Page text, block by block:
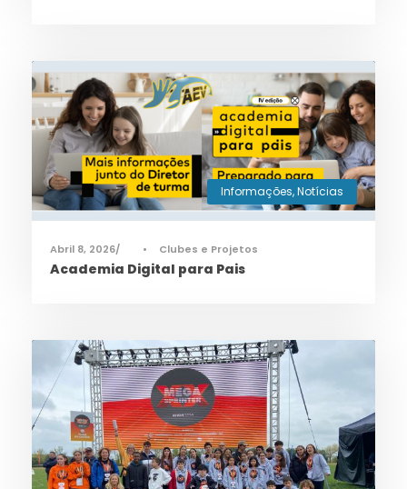
Informações,Notícias
Abril 8, 2026 • Clubes e Projetos
Academia Digital para Pais